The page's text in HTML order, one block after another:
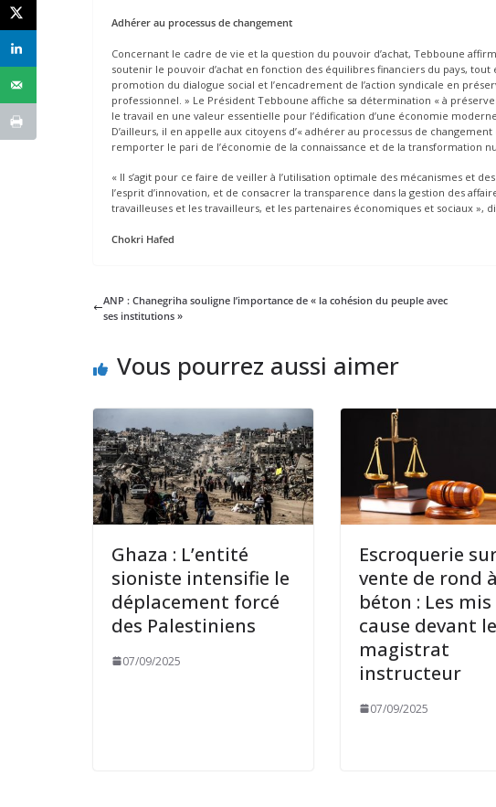
Adhérer au processus de changement
Concernant le cadre de vie et la question du pouvoir d’achat, Tebboune
soutenir le pouvoir d’achat en fonction des équilibres financiers du pays,
promotion du dialogue social et l’encadrement de l’action syndicale en
professionnel. » Le Président Tebboune affiche sa détermination « à
le travail en une valeur essentielle pour l’édification d’une économie
D’ailleurs, il en appelle aux citoyens d’« adhérer au processus de
remporter le pari de l’économie de la connaissance et de la transformation
« Il s’agit pour ce faire de veiller à l’utilisation optimale des mécanismes et
l’esprit d’innovation, et de consacrer la transparence dans la gestion des
travailleuses et les travailleurs, et les partenaires économiques et sociaux »,
Chokri Hafed
ANP : Chanegriha souligne l’importance de « la cohésion du peuple avec
ses institutions »
Vous pourrez aussi aimer
Ghaza : L’entité
sioniste intensifie le
déplacement forcé
des Palestiniens
07/09/2025
Escroquerie
vente de rond à
béton : Les mis
cause devant le
magistrat
instructeur
07/09/2025